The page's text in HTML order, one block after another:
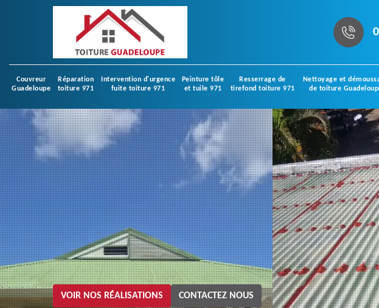
Couvreur
Guadeloupe
Réparation
toiture 971
Intervention d'urgence
fuite toiture 971
Peinture tôle
et tuile 971
Resserrage de
tirefond toiture 971
Nettoyage et
de toiture
VOIR NOS RÉALISATIONS CONTACTEZ NOUS